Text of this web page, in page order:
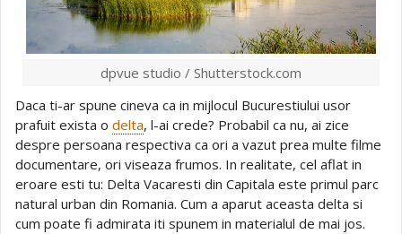
dpvue studio / Shutterstock.com
Daca ti-ar spune cineva ca in mijlocul Bucurestiului usor
prafuit exista o delta, l-ai crede? Probabil ca nu, ai zice
despre persoana respectiva ca ori a vazut prea multe filme
documentare, ori viseaza frumos. In realitate, cel aflat in
eroare esti tu: Delta Vacaresti din Capitala este primul parc
natural urban din Romania. Cum a aparut aceasta delta si
cum poate fi admirata iti spunem in materialul de mai jos.